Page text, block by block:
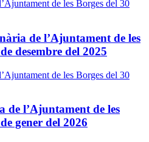
de l’Ajuntament de les
desembre del 2025
de l’Ajuntament de les
gener del 2026